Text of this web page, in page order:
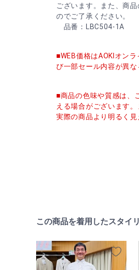
ございます。また、商
のでご了承ください。
品番：LBC504-1A
■WEB価格はAOKIオン
び一部セール内容が異な
■商品の色味や質感は、
える場合がございます
実際の商品より明るく
この商品を着用したスタイ